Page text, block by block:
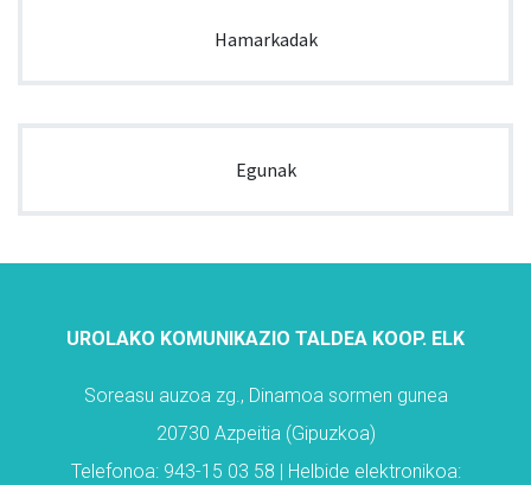
Hamarkadak
Egunak
UROLAKO KOMUNIKAZIO TALDEA KOOP. ELK
Soreasu auzoa zg., Dinamoa sormen gunea
20730 Azpeitia (Gipuzkoa)
Telefonoa: 943-15 03 58 | Helbide elektronikoa: